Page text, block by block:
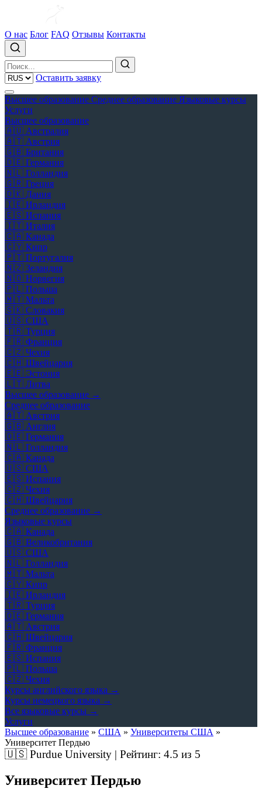
О нас Блог FAQ Отзывы Контакты
Оставить заявку
Высшее образование Среднее образование Языковые курсы
Услуги
Высшее образование
🇦🇺 Австралия
🇦🇹 Австрия
🇬🇧 Британия
🇩🇪 Германия
🇳🇱 Голландия
🇬🇷 Греция
🇩🇰 Дания
🇮🇪 Ирландия
🇪🇸 Испания
🇮🇹 Италия
🇨🇦 Канада
🇨🇾 Кипр
🇵🇹 Португалия
🇳🇿 Зеландия
🇳🇴 Норвегия
🇵🇱 Польша
🇲🇹 Мальта
🇸🇰 Словакия
🇺🇸 США
🇹🇷 Турция
🇫🇷 Франция
🇨🇿 Чехия
🇨🇭 Швейцария
🇪🇪 Эстония
🇱🇹 Литва
Высшее образование →
Среднее образование
🇦🇹 Австрия
🇬🇧 Англия
🇩🇪 Германия
🇳🇱 Голландия
🇨🇦 Канада
🇺🇸 США
🇪🇸 Испания
🇨🇿 Чехия
🇨🇭 Швейцария
Среднее образование →
Языковые курсы
🇨🇦 Канада
🇬🇧 Великобритания
🇺🇸 США
🇳🇱 Голландия
🇲🇹 Мальта
🇨🇾 Кипр
🇮🇪 Ирландия
🇹🇷 Турция
🇩🇪 Германия
🇦🇹 Австрия
🇨🇭 Швейцария
🇫🇷 Франция
🇪🇸 Испания
🇵🇱 Польша
🇨🇿 Чехия
Курсы английского языка →
Курсы немецкого языка →
Все языковые курсы →
Услуги
Высшее образование » США » Университеты США »
Университет Пердью
🇺🇸Purdue University | Рейтинг: 4.5 из 5
Университет Пердью